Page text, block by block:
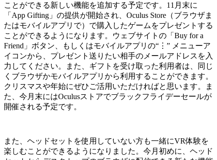
ことができる新しい機能を追加する予定です。11月末に
「App Gifting」の提供が開始され、Oculus Store（ブラウザま
たはモバイルアプリで）で購入したゲームをプレゼントする
ことができるようになります。ウェブサイトの「Buy for a
Friend」ボタン、もしくはモバイルアプリの“⋮” メニューア
イコンから、プレゼント送りたい相手のメールアドレスを入
力してください。また、ギフトを受け取った利用者は、同じ
くブラウザかモバイルアプリから利用することができます。
クリスマスや年始にぜひご活用いただければと思います。ま
た、今月末にはOculusストアでブラックフライデーセールが
開催される予定です。
また、ヘッドセットを使用していない方も一緒にVR体験を
楽しむことができるようになりました。今月初めに、ヘッド